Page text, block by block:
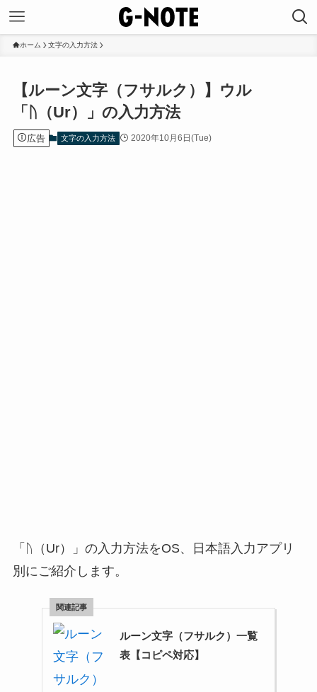
ホーム 文字の入力方法
【ルーン文字（フサルク）】ウル
「ᚢ（Ur）」の入力方法
広告 文字の入力方法 2020年10月6日(Tue)
「ᚢ（Ur）」の入力方法をOS、日本語入力アプリ
別にご紹介します。
ルーン文字（フサルク）一覧
表【コピペ対応】